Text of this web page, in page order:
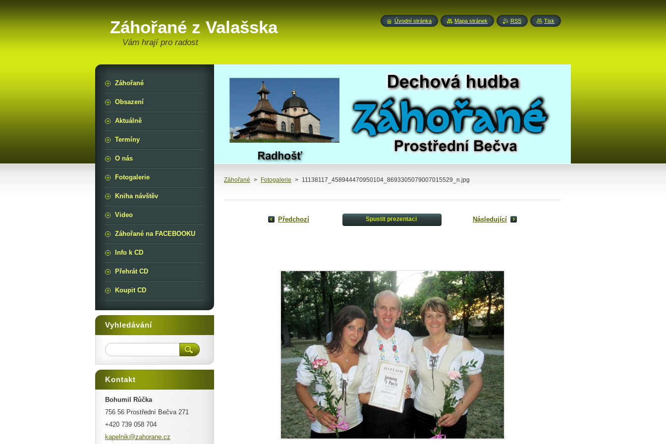
Záhořané z Valašska
Vám hrají pro radost
Záhořané > Fotogalerie > 11138117_458944470950104_8693305079007015529_n.jpg
Předchozí Spustit prezentaci Následující
Záhořané
Obsazení
Aktuálně
Termíny
O nás
Fotogalerie
Kniha návštěv
Video
Záhořané na FACEBOOKU
Info k CD
Přehrát CD
Koupit CD
Vyhledávání
Kontakt
Bohumil Růčka
756 56 Prostřední Bečva 271
+420 739 058 704
kapelnik@zahorane.cz
Úvodní stránka Mapa stránek RSS Tisk